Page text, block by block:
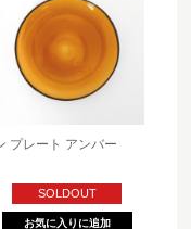
プレート アンバー
SOLDOUT